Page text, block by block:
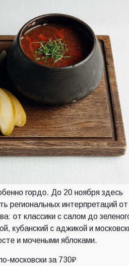
гордо. До 20 ноября здесь
региональных интерпретаций
от классики с салом до
кубанский с аджикой и
и мочеными яблоками.
московски за 730₽